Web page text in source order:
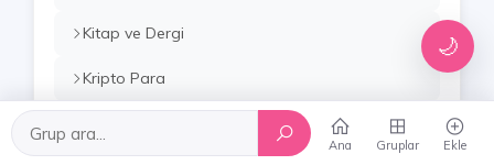
Kitap ve Dergi
Kripto Para
🌙
Ana Gruplar Ekle